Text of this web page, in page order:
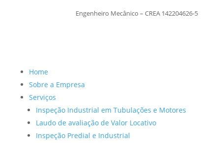
Engenheiro Mecânico – CREA 142204626-5
Home
Sobre a Empresa
Serviços
Inspeção Industrial em Tubulações e Motores
Laudo de avaliação de Valor Locativo
Inspeção Predial e Industrial